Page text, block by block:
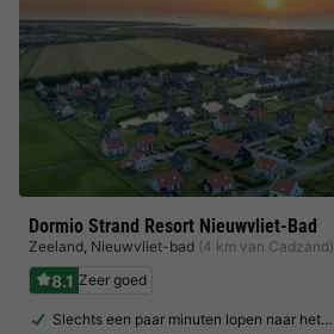
Dormio Strand Resort Nieuwvliet-Bad
Zeeland, Nieuwvliet-bad (4 km van Cadzand)
8.1 Zeer goed
Slechts een paar minuten lopen naar het…